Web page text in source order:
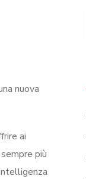
nuova
ai
più